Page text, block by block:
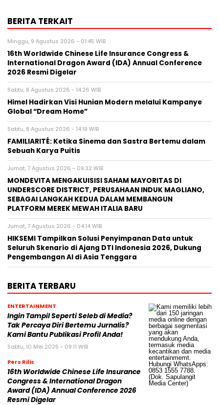
BERITA TERKAIT
Minggu, 9 Agustus 2026 - 01:45 WIB
16th Worldwide Chinese Life Insurance Congress &
International Dragon Award (IDA) Annual Conference
2026 Resmi Digelar
Sabtu, 8 Agustus 2026 - 14:26 WIB
Himel Hadirkan Visi Hunian Modern melalui Kampanye
Global “Dream Home”
Sabtu, 8 Agustus 2026 - 14:19 WIB
FAMILIARITÉ: Ketika Sinema dan Sastra Bertemu dalam
Sebuah Karya Puitis
Jumat, 7 Agustus 2026 - 09:32 WIB
MONDEVITA MENGAKUISISI SAHAM MAYORITAS DI
UNDERSCORE DISTRICT, PERUSAHAAN INDUK MAGLIANO,
SEBAGAI LANGKAH KEDUA DALAM MEMBANGUN
PLATFORM MEREK MEWAH ITALIA BARU
Jumat, 7 Agustus 2026 - 04:14 WIB
HIKSEMI Tampilkan Solusi Penyimpanan Data untuk
Seluruh Skenario di Ajang DTI Indonesia 2026, Dukung
Pengembangan AI di Asia Tenggara
BERITA TERBARU
ENTERTAINMENT
Ingin Tampil Seperti Seleb di Media?
Tak Percaya Diri Bertemu Jurnalis?
Kami Bantu Publikasi Profil Anda!
Sabtu, 10 Mei 2025 - 09:11 WIB
Pers Rilis
16th Worldwide Chinese Life Insurance
Congress & International Dragon
Award (IDA) Annual Conference 2026
Resmi Digelar